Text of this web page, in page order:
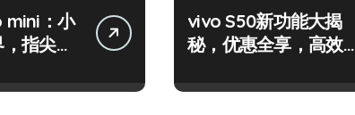
mini：小
指尖资
vivo S50新功能大揭
秘，优惠全享，高效玩